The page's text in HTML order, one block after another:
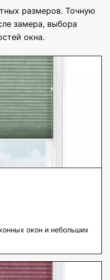
размеров. Точную
замера, выбора
окна.
окон и небольших